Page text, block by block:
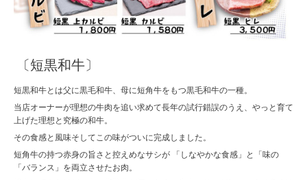
〔短黒和牛〕
短黒和牛とは父に黒毛和牛、母に短角牛をもつ黒毛和牛の一種。
当店オーナーが理想の牛肉を追い求めて長年の試行錯誤のうえ、やっと育て
上げた理想と究極の和牛。
その食感と風味そしてこの味がついに完成しました。
短角牛の持つ赤身の旨さと控えめなサシが 「しなやかな食感」と「味の
「バランス」を両立させたお肉。